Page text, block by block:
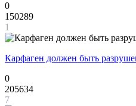
0
150289
1
Карфаген должен быть
0
205634
7